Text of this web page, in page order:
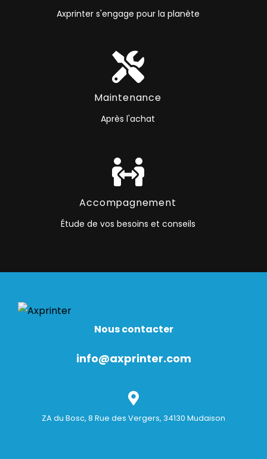
Axprinter s'engage pour la planète
Maintenance
Après l'achat
Accompagnement
Étude de vos besoins et conseils
Nous contacter
info@axprinter.com
ZA du Bosc, 8 Rue des Vergers, 34130 Mudaison